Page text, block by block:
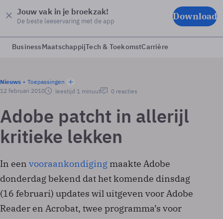
Jouw vak in je broekzak!
De beste leeservaring met de app Download
BusinessMaatschappijTech & ToekomstCarrière
Nieuws
Toepassingen
12 februari 2010
leestijd 1 minuut 0 reacties
Adobe patcht in allerijl
kritieke lekken
In een vooraankondiging maakte Adobe
donderdag bekend dat het komende dinsdag
(16 februari) updates wil uitgeven voor Adobe
Reader en Acrobat, twee programma’s voor